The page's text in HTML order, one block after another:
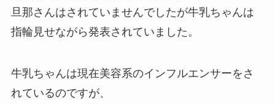
旦那さんはされていませんでしたが牛乳ちゃんは
指輪見せながら発表されていました。
牛乳ちゃんは現在美容系のインフルエンサーをさ
れているのですが、